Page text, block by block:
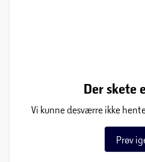
Der skete
Vi kunne desværre ikke
Prøv